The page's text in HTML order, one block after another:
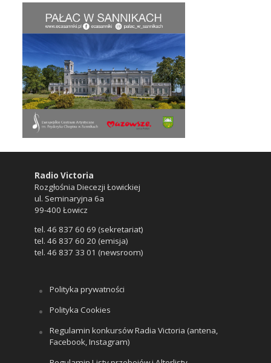
Radio Victoria
Rozgłośnia Diecezji Łowickiej
ul. Seminaryjna 6a
99-400 Łowicz
tel. 46 837 60 69 (sekretariat)
tel. 46 837 60 20 (emisja)
tel. 46 837 33 01 (newsroom)
Polityka prywatności
Polityka Cookies
Regulamin konkursów Radia Victoria (antena,
Facebook, Instagram)